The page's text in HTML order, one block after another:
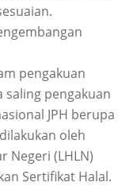
pengakuan
saling pengakuan
JPH berupa
oleh
Negeri (LHLN)
Sertifikat Halal.